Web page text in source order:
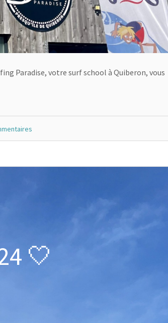
Paradise, votre surf school à Quiberon, vous
🤍